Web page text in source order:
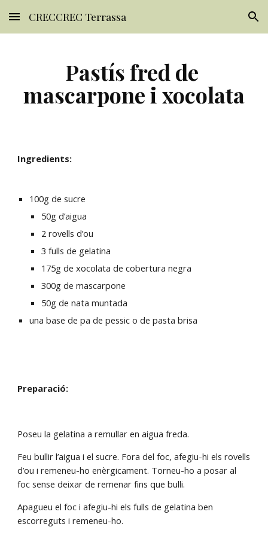
Skip to main content Skip to navigation
CRECCREC Terrassa
Pastís fred de
mascarpone i xocolata
Ingredients:
100g de sucre
50g d’aigua
2 rovells d’ou
3 fulls de gelatina
175g de xocolata de cobertura negra
300g de mascarpone
50g de nata muntada
una base de pa de pessic o de pasta brisa
Preparació:
Poseu la gelatina a remullar en aigua freda.
Feu bullir l’aigua i el sucre. Fora del foc, afegiu-hi els rovells
d’ou i remeneu-ho enèrgicament. Torneu-ho a posar al
foc sense deixar de remenar fins que bulli.
Apagueu el foc i afegiu-hi els fulls de gelatina ben
escorreguts i remeneu-ho.